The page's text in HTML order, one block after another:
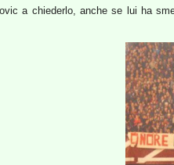
a chiederlo, anche se lui ha